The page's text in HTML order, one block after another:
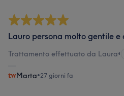
Lauro persona molto gentile e
Trattamento effettuato da Laura•
Marta•27 giorni fa